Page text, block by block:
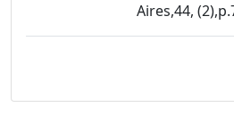
Aires,44,